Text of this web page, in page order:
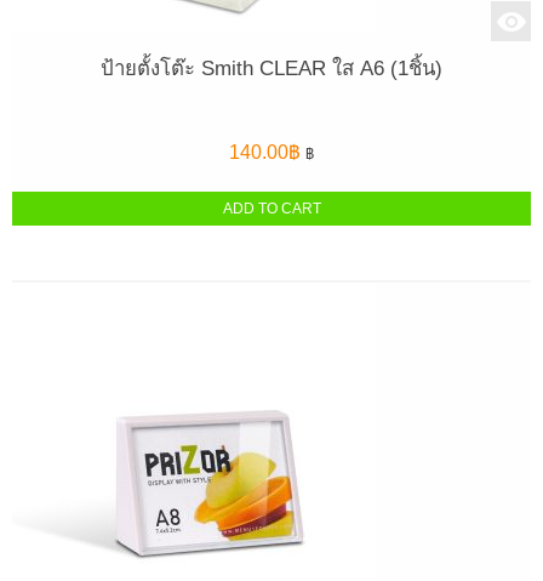
ป้ายตั้งโต๊ะ Smith CLEAR ใส A6 (1ชิ้น)
140.00฿ ฿
ADD TO CART